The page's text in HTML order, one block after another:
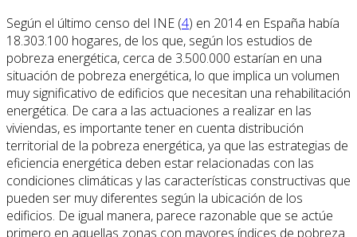
Según el último censo del INE (4) en 2014 en España había
18.303.100 hogares, de los que, según los estudios de
pobreza energética, cerca de 3.500.000 estarían en una
situación de pobreza energética, lo que implica un volumen
muy significativo de edificios que necesitan una rehabilitación
energética. De cara a las actuaciones a realizar en las
viviendas, es importante tener en cuenta distribución
territorial de la pobreza energética, ya que las estrategias de
eficiencia energética deben estar relacionadas con las
condiciones climáticas y las características constructivas que
pueden ser muy diferentes según la ubicación de los
edificios. De igual manera, parece razonable que se actúe
primero en aquellas zonas con mayores índices de pobreza